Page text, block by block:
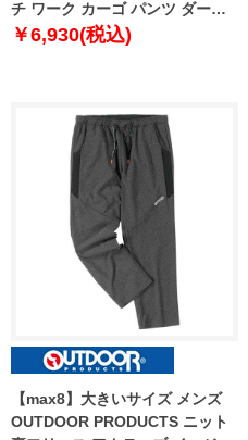
チ ワーク カーゴ パンツ ダーク
オリーブ 1274-3242-2 120 130
￥6,930(税込)
【max8】大きいサイズ メンズ
OUTDOOR PRODUCTS ニット